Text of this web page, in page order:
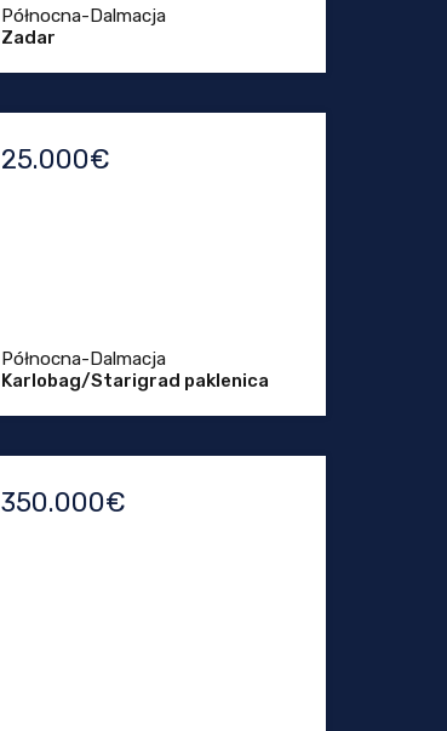
Północna-Dalmacja
Zadar
25.000€
Północna-Dalmacja
Karlobag/Starigrad paklenica
350.000€